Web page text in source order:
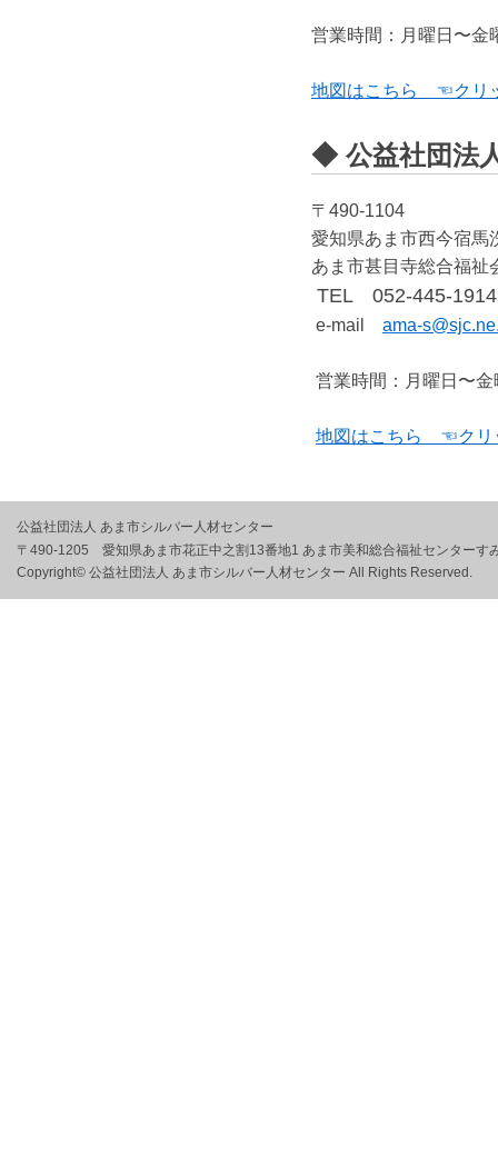
営業時間：月曜日〜
地図はこちら ☜クリ
◆ 公益社団法
〒490-1104
愛知県あま市西今宿馬
あま市甚目寺総合福祉
TEL 052-445-1914
e-mail ama-
営業時間：月曜日〜
地図はこちら ☜クリ
公益社団法人 あま市シルバー人材センター
〒490-1205 愛知県あま市花正中之割13番地1 あま市美和総合福祉センターす
Copyright© 公益社団法人 あま市シルバー人材センター All Rights Reserved.